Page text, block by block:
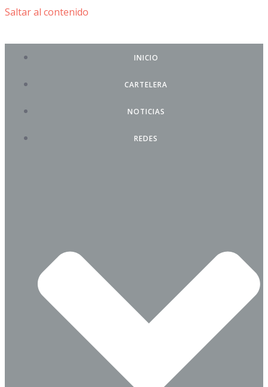
Saltar al contenido
INICIO
CARTELERA
NOTICIAS
REDES